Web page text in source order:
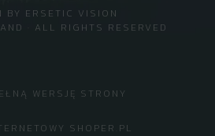
· ALL RIGHTS RESERVED
BY ERSETIC VISION
WERSJĘ STRONY
SHOPER.PL